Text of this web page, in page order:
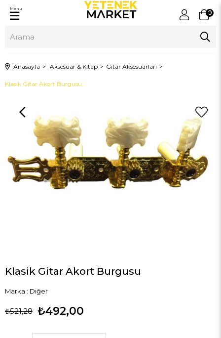
0
Menu
Anasayfa Aksesuar & Kitap Gitar Aksesuarları
Klasik Gitar Akort Burgusu
Klasik Gitar Akort Burgusu
Marka : Diğer
₺521,28 ₺492,00